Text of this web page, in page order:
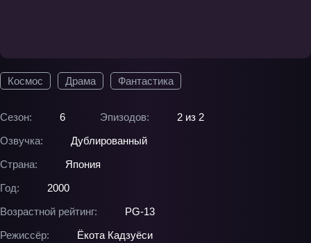
Космос Драма Фантастика
Сезон: 6 Эпизодов:
2 из 2
Озвучка:
Дублированный
Страна:
Япония
Год:
2000
Возрастной рейтинг:
PG-13
Режиссёр:
Ёкота Кадзуёси